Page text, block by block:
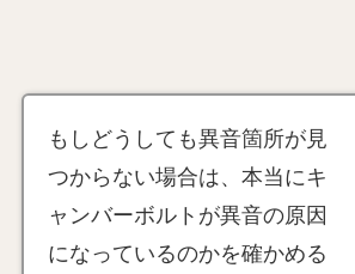
もしどうしても異音箇所が見
つからない場合は、本当にキ
ャンバーボルトが異音の原因
になっているのかを確かめる